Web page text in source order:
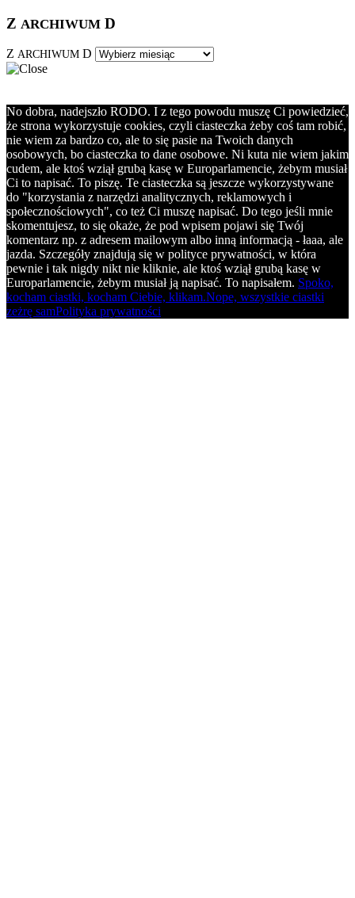
Z ARCHIWUM D
Z ARCHIWUM D
No dobra, nadejszło RODO. I z tego powodu muszę Ci powiedzieć,
że strona wykorzystuje cookies, czyli ciasteczka żeby coś tam robić,
nie wiem za bardzo co, ale to się pasie na Twoich danych
osobowych, bo ciasteczka to dane osobowe. Ni kuta nie wiem jakim
cudem, ale ktoś wziął grubą kasę w Europarlamencie, żebym musiał
Ci to napisać. To piszę. Te ciasteczka są jeszcze wykorzystywane
do "korzystania z narzędzi analitycznych, reklamowych i
społecznościowych", co też Ci muszę napisać. Do tego jeśli mnie
skomentujesz, to się okaże, że pod wpisem pojawi się Twój
komentarz np. z adresem mailowym albo inną informacją - łaaa, ale
jazda. Szczegóły znajdują się w polityce prywatności, w która
pewnie i tak nigdy nikt nie kliknie, ale ktoś wziął grubą kasę w
Europarlamencie, żebym musiał ją napisać. To napisałem. Spoko,
kocham ciastki, kocham Ciebie, klikam.Nope, wszystkie ciastki
zeżrę samPolityka prywatności